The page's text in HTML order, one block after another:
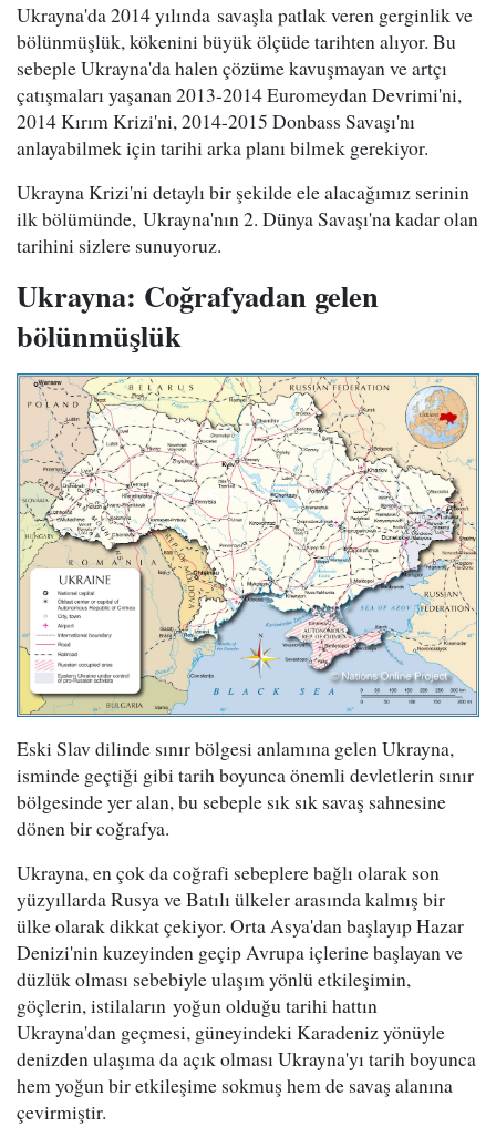
Ukrayna'da 2014 yılında savaşla patlak veren gerginlik ve
bölünmüşlük, kökenini büyük ölçüde tarihten alıyor. Bu
sebeple Ukrayna'da halen çözüme kavuşmayan ve artçı
çatışmaları yaşanan 2013-2014 Euromeydan Devrimi'ni,
2014 Kırım Krizi'ni, 2014-2015 Donbass Savaşı'nı
anlayabilmek için tarihi arka planı bilmek gerekiyor.
Ukrayna Krizi'ni detaylı bir şekilde ele alacağımız serinin
ilk bölümünde, Ukrayna'nın 2. Dünya Savaşı'na kadar olan
tarihini sizlere sunuyoruz.
Ukrayna: Coğrafyadan gelen
bölünmüşlük
Eski Slav dilinde sınır bölgesi anlamına gelen Ukrayna,
isminde geçtiği gibi tarih boyunca önemli devletlerin sınır
bölgesinde yer alan, bu sebeple sık sık savaş sahnesine
dönen bir coğrafya.
Ukrayna, en çok da coğrafi sebeplere bağlı olarak son
yüzyıllarda Rusya ve Batılı ülkeler arasında kalmış bir
ülke olarak dikkat çekiyor. Orta Asya'dan başlayıp Hazar
Denizi'nin kuzeyinden geçip Avrupa içlerine başlayan ve
düzlük olması sebebiyle ulaşım yönlü etkileşimin,
göçlerin, istilaların yoğun olduğu tarihi hattın
Ukrayna'dan geçmesi, güneyindeki Karadeniz yönüyle
denizden ulaşıma da açık olması Ukrayna'yı tarih boyunca
hem yoğun bir etkileşime sokmuş hem de savaş alanına
çevirmiştir.